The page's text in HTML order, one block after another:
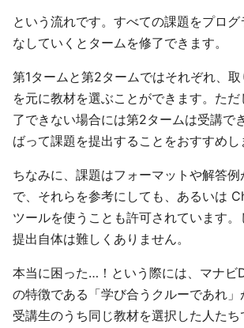
という流れです。すべての課題をプログ
なしていくとタームを修了できます。
第1タームと第2タームではそれぞれ、
を元に教材を選ぶことができます。ただ
了できない場合には第2タームは受講で
ばって課題を提出することをおすすめし
ちなみに、課題はフォーマットや解答
で、それらを参考にしても、あるいは
ツールを使うことも許可されています
提出自体は難しくありません。
本当に困った…！という際には、マナビ
の特徴である「学び合うクルーであれ」
受講生のうち同じ教材を選択した人た